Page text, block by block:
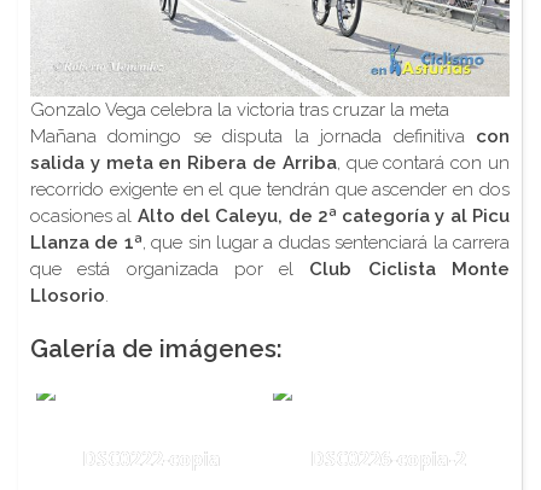
Gonzalo Vega celebra la victoria tras cruzar la meta
Mañana domingo se disputa la jornada definitiva con
salida y meta en Ribera de Arriba, que contará con un
recorrido exigente en el que tendrán que ascender en dos
ocasiones al Alto del Caleyu, de 2ª categoría y al Picu
Llanza de 1ª, que sin lugar a dudas sentenciará la carrera
que está organizada por el Club Ciclista Monte
Llosorio.
Galería de imágenes:
DSC0222-copia DSC0226-copia-2